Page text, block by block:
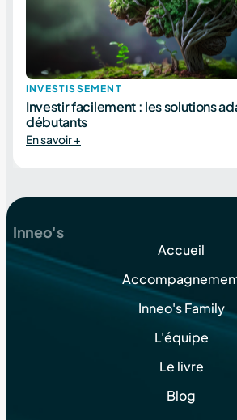
INVESTISSEMENT
Investir facilement : les solutions
débutants
En savoir +
Inneo's
Accueil
Inneo's Family
L'équipe
Le livre
Blog